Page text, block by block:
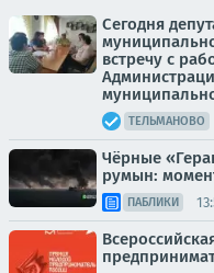
Сегодня
встречу с
ТЕЛЬМАНОВО
Чёрные
румын:
ПАБЛИКИ